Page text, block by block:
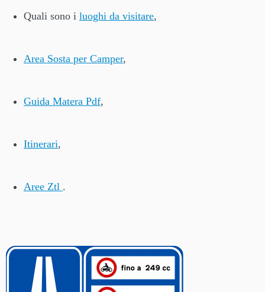
Quali sono i luoghi da visitare,
Area Sosta per Camper,
Guida Matera Pdf,
Itinerari,
Aree Ztl .